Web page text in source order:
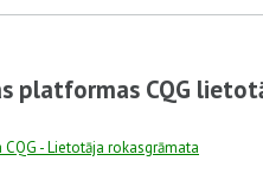
platformas CQG
- Lietotāja rokasgrāmata